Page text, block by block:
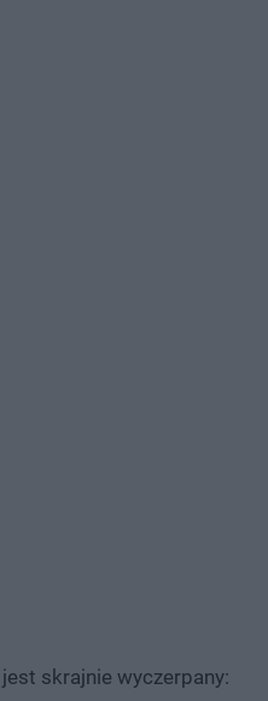
skrajnie wyczerpany: